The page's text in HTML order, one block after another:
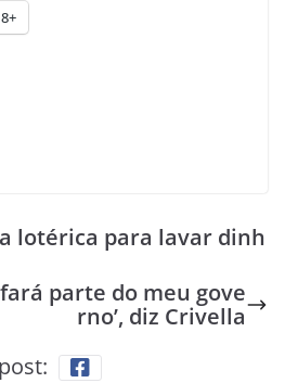
lotérica para lavar dinh
parte do meu gove
rno’, diz Crivella